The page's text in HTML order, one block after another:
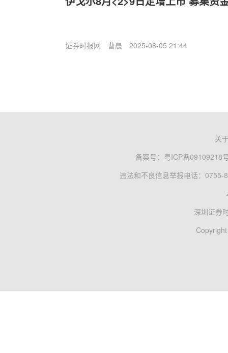
证券时报网 曹晨 2025-08-05 21:44
关
备案号： 粤ICP备09109218
违法和不良信息举报电话：0755-
深圳证券